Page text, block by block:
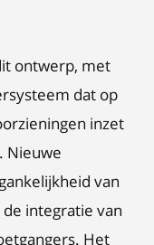
ontwerp, met
dat op
inzet
Nieuwe
van
integratie van
Het